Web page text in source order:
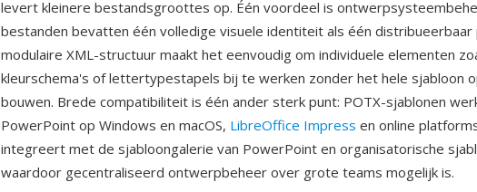
levert kleinere bestandsgroottes op. Één voordeel is
bestanden bevatten één volledige visuele identiteit als één distribueerbaar
modulaire XML-structuur maakt het eenvoudig om individuele elementen
kleurschema's of lettertypestapels bij te werken zonder het hele sjabloon
bouwen. Brede compatibiliteit is één ander sterk punt: POTX-sjablonen
PowerPoint op Windows en macOS, LibreOffice Impress en online
integreert met de sjabloongalerie van PowerPoint en organisatorische
waardoor gecentraliseerd ontwerpbeheer over grote teams mogelijk is.